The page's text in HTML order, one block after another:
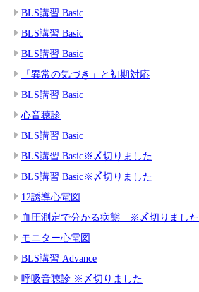
BLS講習 Basic
BLS講習 Basic
BLS講習 Basic
「異常の気づき」と初期対応
BLS講習 Basic
心音聴診
BLS講習 Basic
BLS講習 Basic※〆切りました
BLS講習 Basic※〆切りました
12誘導心電図
血圧測定で分かる病態 ※〆切りました
モニター心電図
BLS講習 Advance
呼吸音聴診 ※〆切りました